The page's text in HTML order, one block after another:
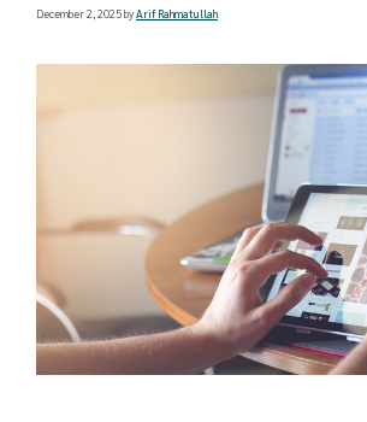
December 2, 2025byArif Rahmatullah